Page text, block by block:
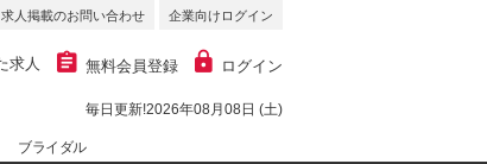
求人掲載のお問い合わせ 企業向けログイン
求人 無料会員登録 ログイン
毎日更新!2026年08月08日 (土)
ブライダル